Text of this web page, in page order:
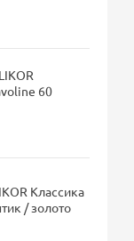
60
Классика
/ золото